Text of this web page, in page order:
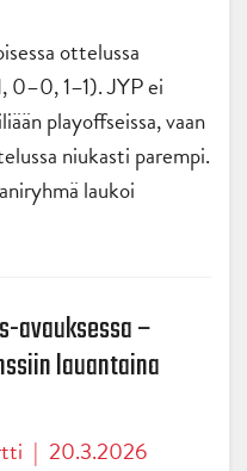
ottelussa
0–0, 1–1). JYP ei
playoffseissa, vaan
niukasti parempi.
laukoi
avauksessa –
lauantaina
| 20.3.2026